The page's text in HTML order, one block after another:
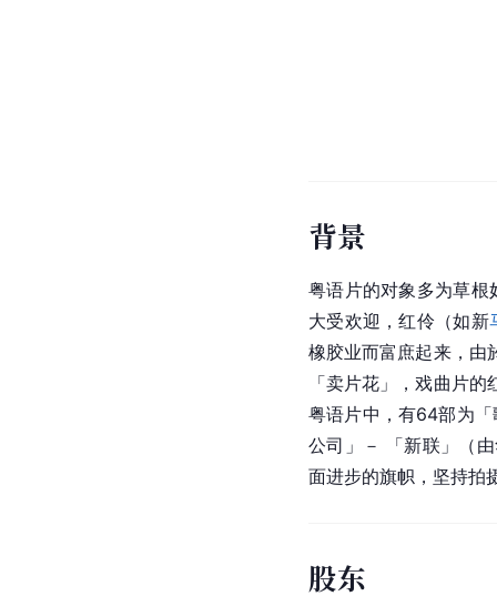
背景
粤语片的对象多为草
大受欢迎，红伶（如新
橡胶业而富庶起来，由
「卖片花 」，戏曲片
粤语片中，有64部为
公司」－ 「新联」（
面进步的旗帜，坚持拍
股东